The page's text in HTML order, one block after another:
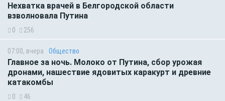
Нехватка врачей в Белгородской области
взволновала Путина
0 256
07:00, вчера Общество
Главное за ночь. Молоко от Путина, сбор урожая
дронами, нашествие ядовитых каракурт и древние
катакомбы
0 46